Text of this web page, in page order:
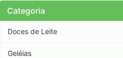
Categoria
Doces de Leite
Geléias